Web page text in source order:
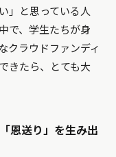
」と思っている人
で、学生たちが身
クラウドファンディ
きたら、とても大
恩送り」を生み出